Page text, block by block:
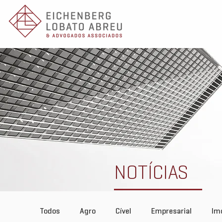
NOTÍCIAS
Todos Agro Cível Empresarial